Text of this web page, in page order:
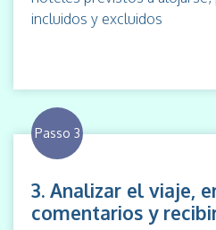
incluidos y excluidos
Passo 3
3. Analizar el viaje,
comentarios y